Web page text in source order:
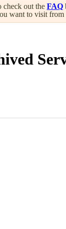
check out the FAQ
want to visit